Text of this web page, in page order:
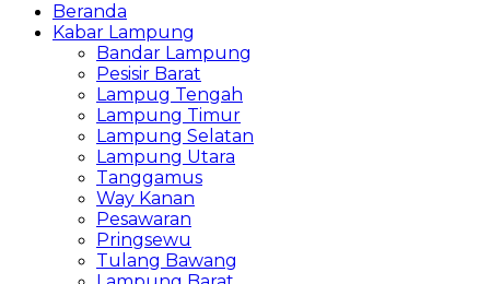
Beranda
Kabar Lampung
Bandar Lampung
Pesisir Barat
Lampug Tengah
Lampung Timur
Lampung Selatan
Lampung Utara
Tanggamus
Way Kanan
Pesawaran
Pringsewu
Tulang Bawang